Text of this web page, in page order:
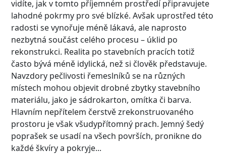
vidíte, jak v tomto příjemném prostředí připravujete
lahodné pokrmy pro své blízké. Avšak uprostřed této
radosti se vynořuje méně lákavá, ale naprosto
nezbytná součást celého procesu – úklid po
rekonstrukci. Realita po stavebních pracích totiž
často bývá méně idylická, než si člověk představuje.
Navzdory pečlivosti řemeslníků se na různých
místech mohou objevit drobné zbytky stavebního
materiálu, jako je sádrokarton, omítka či barva.
Hlavním nepřítelem čerstvě zrekonstruovaného
prostoru je však všudypřítomný prach. Jemný šedý
poprašek se usadí na všech površích, pronikne do
každé škvíry a pokryje...